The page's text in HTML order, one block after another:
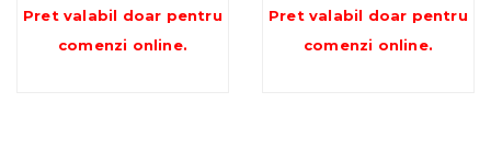
prețuri:
Pret valabil doar pentru
comenzi online.
prețuri:
Pret valabil doar pentru
comenzi online.